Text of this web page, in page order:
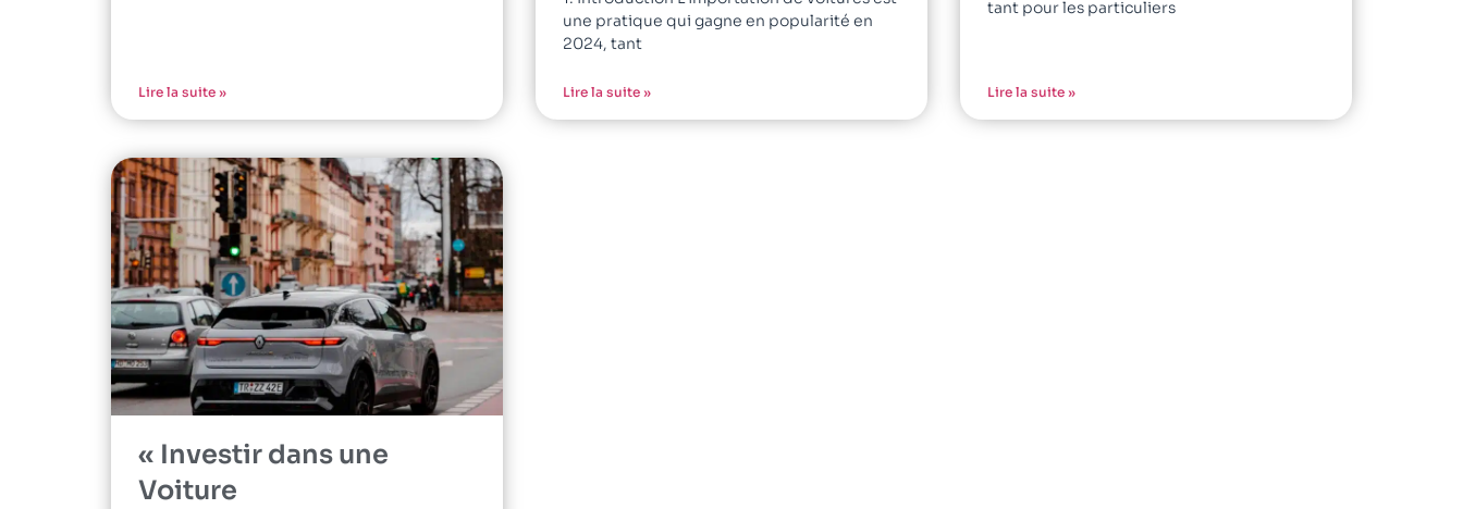
Lire la suite »
une pratique qui gagne en popularité en
2024, tant
Lire la suite »
tant pour les particuliers
Lire la suite »
« Investir dans une
Voiture